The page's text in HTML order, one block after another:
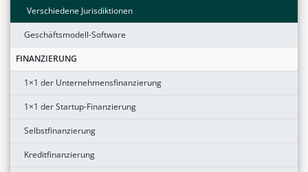
Verschiedene Jurisdiktionen
Geschäftsmodell-Software
FINANZIERUNG
1×1 der Unternehmensfinanzierung
1×1 der Startup-Finanzierung
Selbstfinanzierung
Kreditfinanzierung